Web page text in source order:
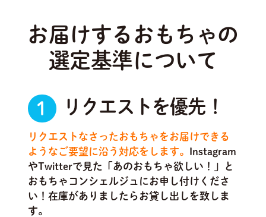
お届けするおもちゃの
選定基準について
1 リクエストを優先！
リクエストなさったおもちゃをお届けできる
ようなご要望に沿う対応をします。 Instagram
やTwitterで見た「あのおもちゃ欲しい！」と
おもちゃコンシェルジュにお申し付けくださ
い！在庫がありましたらお貸し出しを致しま
す。